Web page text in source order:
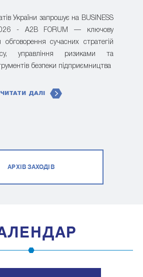
України запрошує на BUSINESS
2026 - A2B FORUM — ключову
сучасних стратегій
управління ризиками та
безпеки підприємництва
ЧИТАТИ ДАЛІ
АРХІВ ЗАХОДІВ